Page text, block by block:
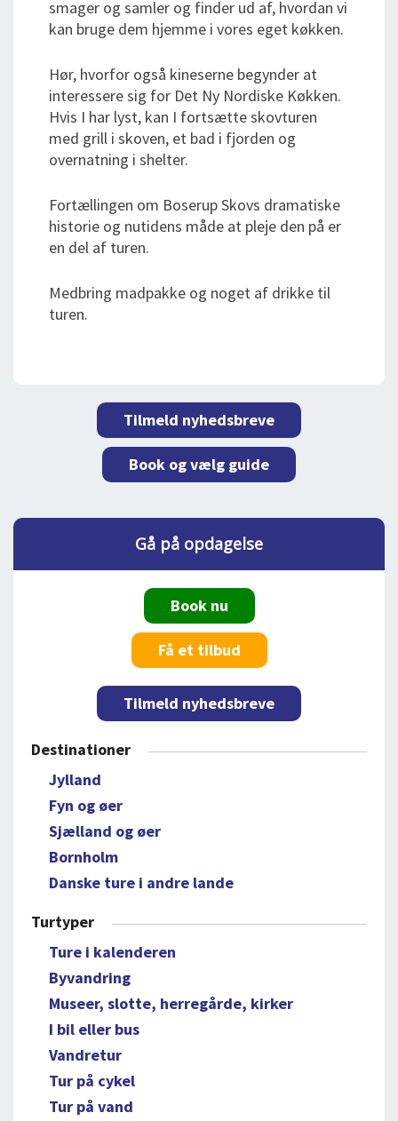
smager og samler og finder ud af, hvordan vi
kan bruge dem hjemme i vores eget køkken.
Hør, hvorfor også kineserne begynder at
interessere sig for Det Ny Nordiske Køkken.
Hvis I har lyst, kan I fortsætte skovturen
med grill i skoven, et bad i fjorden og
overnatning i shelter.
Fortællingen om Boserup Skovs dramatiske
historie og nutidens måde at pleje den på er
en del af turen.
Medbring madpakke og noget af drikke til
turen.
Tilmeld nyhedsbreve
Book og vælg guide
Gå på opdagelse
Book nu
Få et tilbud
Tilmeld nyhedsbreve
Destinationer
Jylland
Fyn og øer
Sjælland og øer
Bornholm
Danske ture i andre lande
Turtyper
Ture i kalenderen
Byvandring
Museer, slotte, herregårde, kirker
I bil eller bus
Vandretur
Tur på cykel
Tur på vand